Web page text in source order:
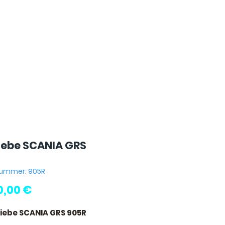
SCANIA GRS
905R
€
SCANIA GRS 905R